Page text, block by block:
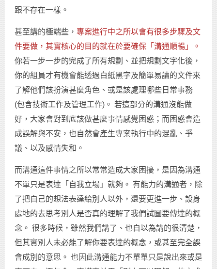
跟不存在一樣。
甚至講的極端些， 專案進行中之所以會有很多步驟及文
件要做，其實核心的目的就在於要確保「溝通順暢」。
你若一步一步的完成了所有規劃、並把規劃文字化後，
你的組員才有機會能透過白紙黑字及簡單易讀的文件來
了解他們該扮演甚麼角色、或是該處理哪些日常事務
(包含技術工作及管理工作)。 若這部分的溝通沒能做
好，大家會對到底該做甚麼事情感覺困惑；而困惑會造
成誤解與不安，也自然會產生專案執行中的混亂、爭
議、以及感情失和。
而溝通這件事情之所以常常造成大家困擾，是因為溝通
不單只是表達「自我立場」就夠。 有能力的溝通者，除
了把自己的想法表達給別人以外，還要更進一步、設身
處地的去思考別人是否真的理解了我們試圖要傳達的概
念。 很多時候，雖然我們講了、也自以為講的很清楚，
但其實別人未必能了解你要表達的概念，或甚至完全誤
會成別的意思。 也因此溝通能力不單單只是說出來或是